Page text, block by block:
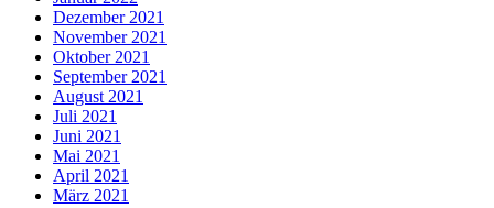
Dezember 2021
November 2021
Oktober 2021
September 2021
August 2021
Juli 2021
Juni 2021
Mai 2021
April 2021
März 2021